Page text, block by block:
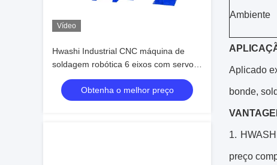
Vídeo
Hwashi Industrial CNC máquina de
soldagem robótica 6 eixos com servo,
soldagem robô braço posicionador
rack, robô de soldagem automática
Obtenha o melhor preço
Ambiente
Aplicado
bonde,
1.
preço